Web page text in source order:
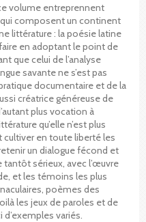
volume entreprennent
composent un continent
littérature : la poésie latine
en adoptant le point de
que celui de l’analyse
savante ne s’est pas
documentaire et de la
créatrice généreuse de
plus vocation à
qu’elle n’est plus
cultiver en toute liberté les
un dialogue fécond et
sérieux, avec l’œuvre
et les témoins les plus
poèmes des
les jeux de paroles et de
d’exemples variés.